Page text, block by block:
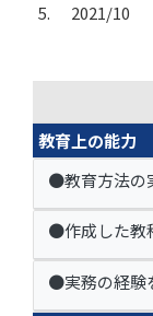
5.
2021/10
教育上の能力
●教育方法の
●作成した教
●実務の経験